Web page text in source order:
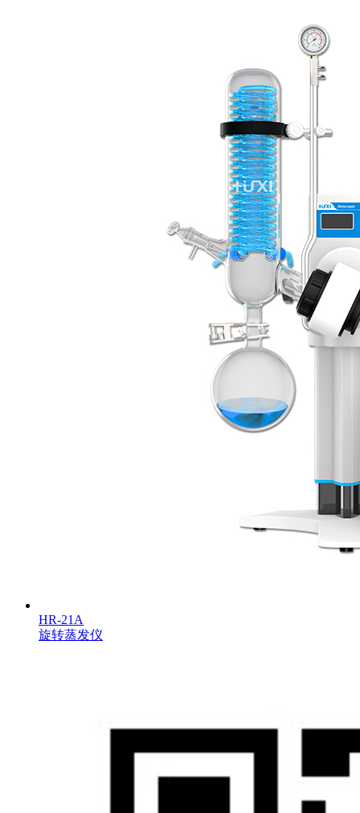
HR-21A
旋转蒸发仪